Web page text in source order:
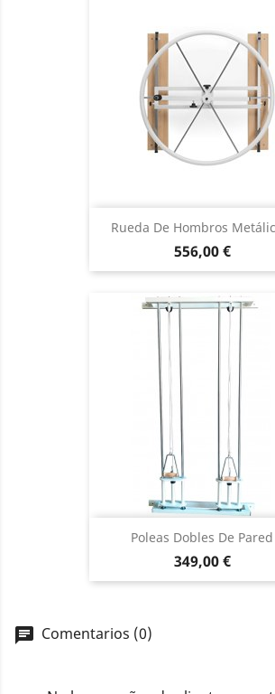
Rueda De Hombros
Precio
556,00 €
Poleas Dobles De Pared
Precio
349,00 €
Comentarios (0)